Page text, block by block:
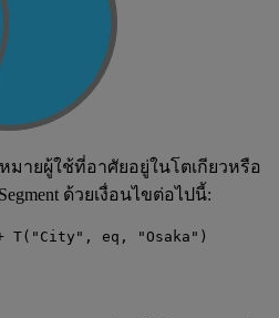
มายผู้ใช้ที่อาศัยอยู่ในโตเกียวหรือ
ด้วยเงื่อนไขต่อไปนี้:
T("City", eq, "Osaka")